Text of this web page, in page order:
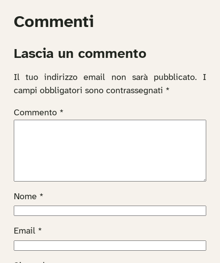
Commenti
Lascia un commento
Il tuo indirizzo email non sarà pubblicato.
I
campi obbligatori sono contrassegnati *
Commento *
Nome *
Email *